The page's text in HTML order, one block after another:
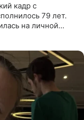
кадр с
79 лет.
на личной